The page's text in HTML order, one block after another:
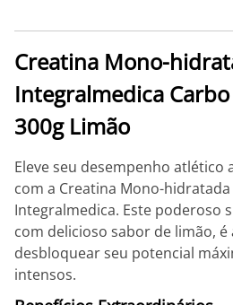
Creatina Mono-
Integralmedica
300g Limão
Eleve seu desempenho atlético
com a Creatina Mono-hidratada
Integralmedica. Este poderoso
com delicioso sabor de limão, é
desbloquear seu potencial
intensos.